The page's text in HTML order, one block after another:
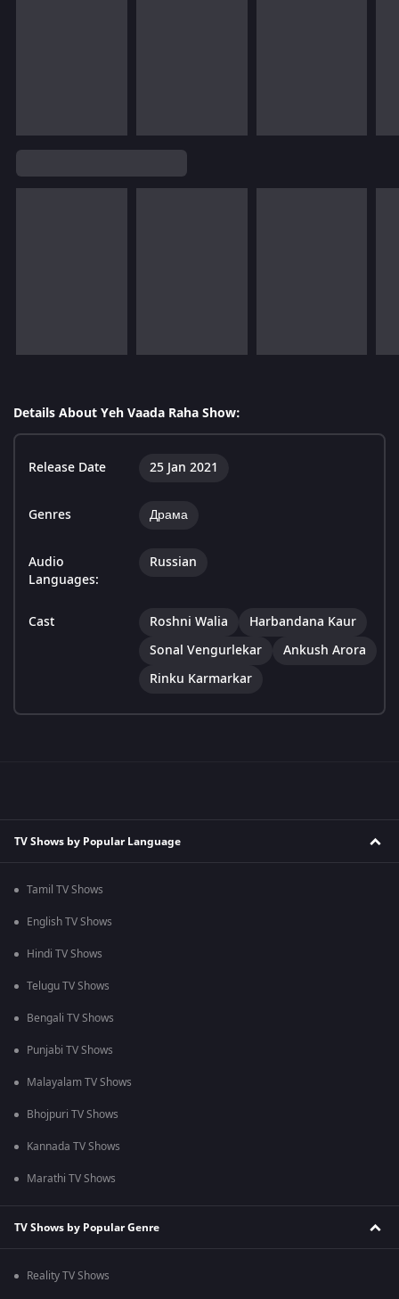
Details About Yeh Vaada Raha Show:
Release Date 25 Jan 2021
Genres Драма
Audio
Languages:
Russian
Cast Roshni Walia
Harbandana Kaur
Sonal Vengurlekar
Ankush Arora
Rinku Karmarkar
TV Shows by Popular Language
Tamil TV Shows
English TV Shows
Hindi TV Shows
Telugu TV Shows
Bengali TV Shows
Punjabi TV Shows
Malayalam TV Shows
Bhojpuri TV Shows
Kannada TV Shows
Marathi TV Shows
TV Shows by Popular Genre
Reality TV Shows